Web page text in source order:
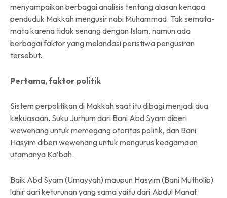
menyampaikan berbagai analisis tentang alasan kenapa
penduduk Makkah mengusir nabi Muhammad. Tak semata-
mata karena tidak senang dengan Islam, namun ada
berbagai faktor yang melandasi peristiwa pengusiran
tersebut.
Pertama, faktor politik
Sistem perpolitikan di Makkah saat itu dibagi menjadi dua
kekuasaan. Suku Jurhum dari Bani Abd Syam diberi
wewenang untuk memegang otoritas politik, dan Bani
Hasyim diberi wewenang untuk mengurus keagamaan
utamanya Ka’bah.
Baik Abd Syam (Umayyah) maupun Hasyim (Bani Mutholib)
lahir dari keturunan yang sama yaitu dari Abdul Manaf.